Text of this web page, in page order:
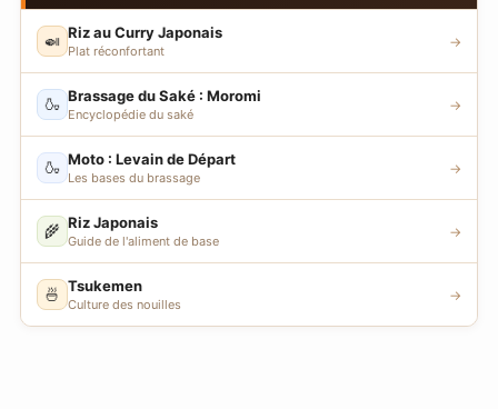
🍛 Riz au Curry Japonais
Plat réconfortant
→
🍶 Brassage du Saké : Moromi
Encyclopédie du saké
→
🍶 Moto : Levain de Départ
Les bases du brassage
→
🌾 Riz Japonais
Guide de l'aliment de base
→
🍜 Tsukemen
Culture des nouilles
→